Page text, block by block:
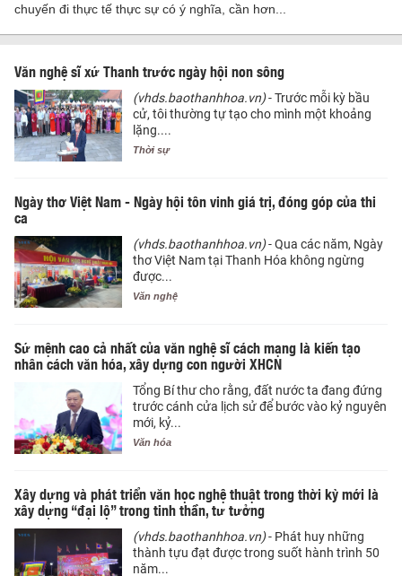
chuyến đi thực tế thực sự có ý nghĩa, cần hơn...
Văn nghệ sĩ xứ Thanh trước ngày hội non sông
(vhds.baothanhhoa.vn)- Trước mỗi kỳ bầu
cử, tôi thường tự tạo cho mình một khoảng
lặng....
Thời sự
Ngày thơ Việt Nam - Ngày hội tôn vinh giá trị, đóng góp của thi
ca
(vhds.baothanhhoa.vn)- Qua các năm, Ngày
thơ Việt Nam tại Thanh Hóa không ngừng
được...
Văn nghệ
Sứ mệnh cao cả nhất của văn nghệ sĩ cách mạng là kiến tạo
nhân cách văn hóa, xây dựng con người XHCN
Tổng Bí thư cho rằng, đất nước ta đang đứng
trước cánh cửa lịch sử để bước vào kỷ nguyên
mới, kỷ...
Văn hóa
Xây dựng và phát triển văn học nghệ thuật trong thời kỳ mới là
xây dựng “đại lộ” trong tinh thần, tư tưởng
(vhds.baothanhhoa.vn)- Phát huy những
thành tựu đạt được trong suốt hành trình 50
năm...